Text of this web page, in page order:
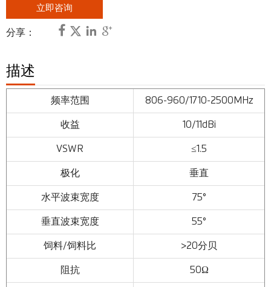
立即咨询
分享：    
描述
频率范围 806-960/1710-2500MHz
收益 10/11dBi
VSWR ≤1.5
极化 垂直
水平波束宽度 75°
垂直波束宽度 55°
饲料/饲料比 >20分贝
阻抗 50Ω